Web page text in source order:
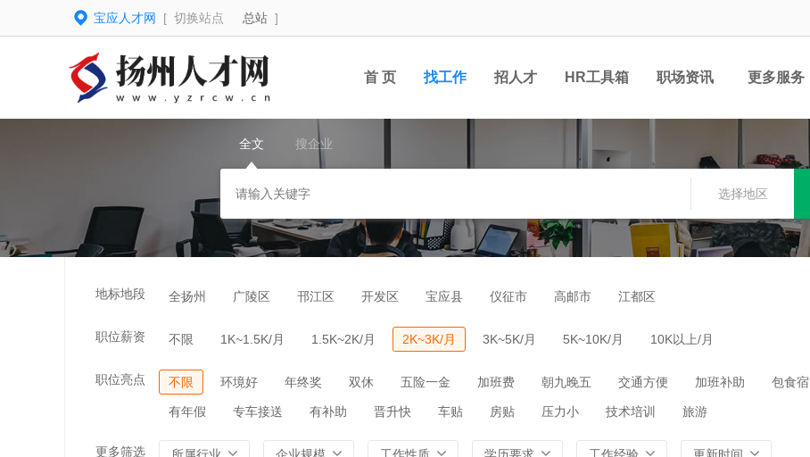
宝应人才网 [ 切换站点 总站 ]
首 页 找工作 招人才 HR工具箱 职场资讯 更多服务
全文 搜企业
选择地区
地标地段 全扬州 广陵区 邗江区 开发区 宝应县 仪征市 高邮市 江都区
职位薪资 不限 1K~1.5K/月 1.5K~2K/月 2K~3K/月 3K~5K/月 5K~10K/月 10K以上/月
职位亮点 不限 环境好 年终奖 双休 五险一金 加班费 朝九晚五 交通方便 加班补助 包食宿
有年假 专车接送 有补助 晋升快 车贴 房贴 压力小 技术培训 旅游
更多筛选